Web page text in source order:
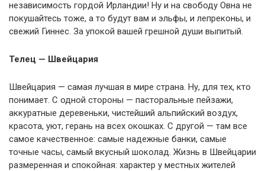
независимость гордой Ирландии! Ну и на свободу Овна не
покушайтесь тоже, а то будут вам и эльфы, и лепреконы, и
свежий Гиннес. За упокой вашей грешной души выпитый.
Телец — Швейцария
Швейцария — самая лучшая в мире страна. Ну, для тех, кто
понимает. С одной стороны — пасторальные пейзажи,
аккуратные деревеньки, чистейший альпийский воздух,
красота, уют, герань на всех окошках. С другой — там все
самое качественное: самые надежные банки, самые
точные часы, самый вкусный шоколад. Жизнь в Швейцарии
размеренная и спокойная: характер у местных жителей